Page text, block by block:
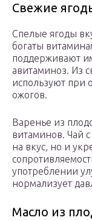
Свежие
Спелые ягоды
богаты
поддерживают
авитаминоз. Из
используют при
ожогов.
Варенье из
витаминов. Чай
на вкус, но и
употреблении
нормализует
Масло из